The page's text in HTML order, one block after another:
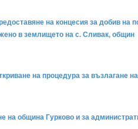
на концесия за добив на
в землището на с. Сливак, общин
на процедура за възлагане
на община Гурково и за